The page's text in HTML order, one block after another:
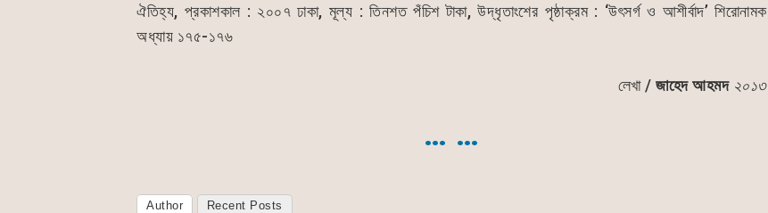
ঐতিহ্য, প্রকাশকাল : ২০০৭ ঢাকা, মূল্য : তিনশত পঁচিশ টাকা, উদ্ধৃতাংশের পৃষ্ঠাক্রম : ‘উৎসর্গ ও আশীর্বাদ’ শিরোনামক
অধ্যায় ১৭৫-১৭৬
লেখা /জাহেদ আহমদ ২০১৩
… …
Author Recent Posts